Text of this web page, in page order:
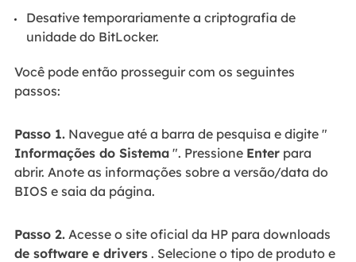
Desative temporariamente a criptografia de
unidade do BitLocker.
Você pode então prosseguir com os seguintes
passos:
Passo 1.Navegue até a barra de pesquisa e digite "
Informações do Sistema". Pressione Enterpara
abrir. Anote as informações sobre a versão/data do
BIOS e saia da página.
Passo 2.Acesse o site oficial da HP para downloads
de software e drivers. Selecione o tipo de produto e